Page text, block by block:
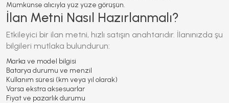
Mümkünse alıcıyla yüz yüze görüşün.
İlan Metni Nasıl Hazırlanmalı?
Etkileyici bir ilan metni, hızlı satışın anahtarıdır. İlanınızda şu
bilgileri mutlaka bulundurun:
Marka ve model bilgisi
Batarya durumu ve menzil
Kullanım süresi (km veya yıl olarak)
Varsa ekstra aksesuarlar
Fiyat ve pazarlık durumu